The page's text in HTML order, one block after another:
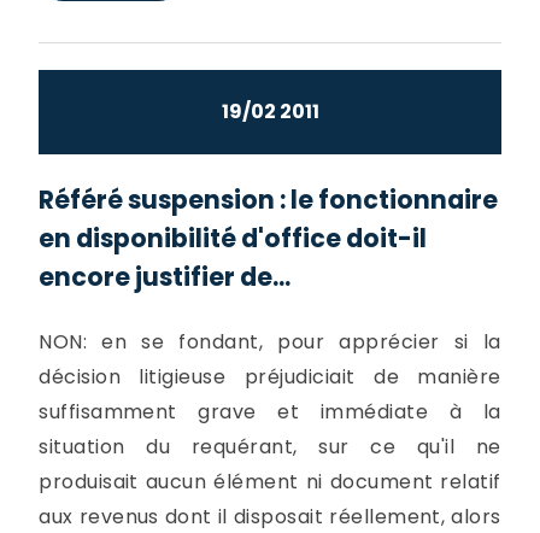
19/02 2011
Référé suspension : le fonctionnaire
en disponibilité d'office doit-il
encore justifier de...
NON: en se fondant, pour apprécier si la
décision litigieuse préjudiciait de manière
suffisamment grave et immédiate à la
situation du requérant, sur ce qu'il ne
produisait aucun élément ni document relatif
aux revenus dont il disposait réellement, alors